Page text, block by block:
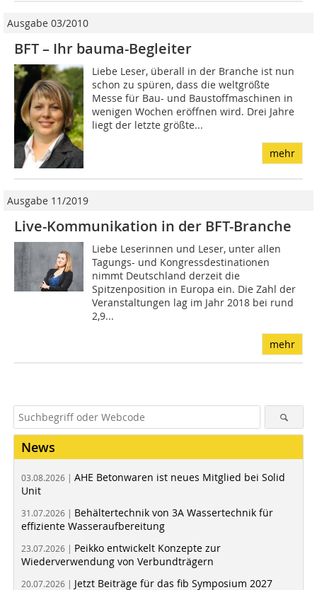
Ausgabe 03/2010
BFT – Ihr bauma-Begleiter
Liebe Leser, überall in der Branche ist nun
schon zu spüren, dass die weltgrößte
Messe für Bau- und Baustoffmaschinen in
wenigen Wochen eröffnen wird. Drei Jahre
liegt der letzte größte...
mehr
Ausgabe 11/2019
Live-Kommunikation in der BFT-Branche
Liebe Leserinnen und Leser, unter allen
Tagungs- und Kongressdestinationen
nimmt Deutschland derzeit die
Spitzenposition in Europa ein. Die Zahl der
Veranstaltungen lag im Jahr 2018 bei rund
2,9...
mehr
News
03.08.2026 | AHE Betonwaren ist neues Mitglied bei Solid
Unit
31.07.2026 | Behältertechnik von 3A Wassertechnik für
effiziente Wasseraufbereitung
23.07.2026 | Peikko entwickelt Konzepte zur
Wiederverwendung von Verbundträgern
20.07.2026 | Jetzt Beiträge für das fib Symposium 2027